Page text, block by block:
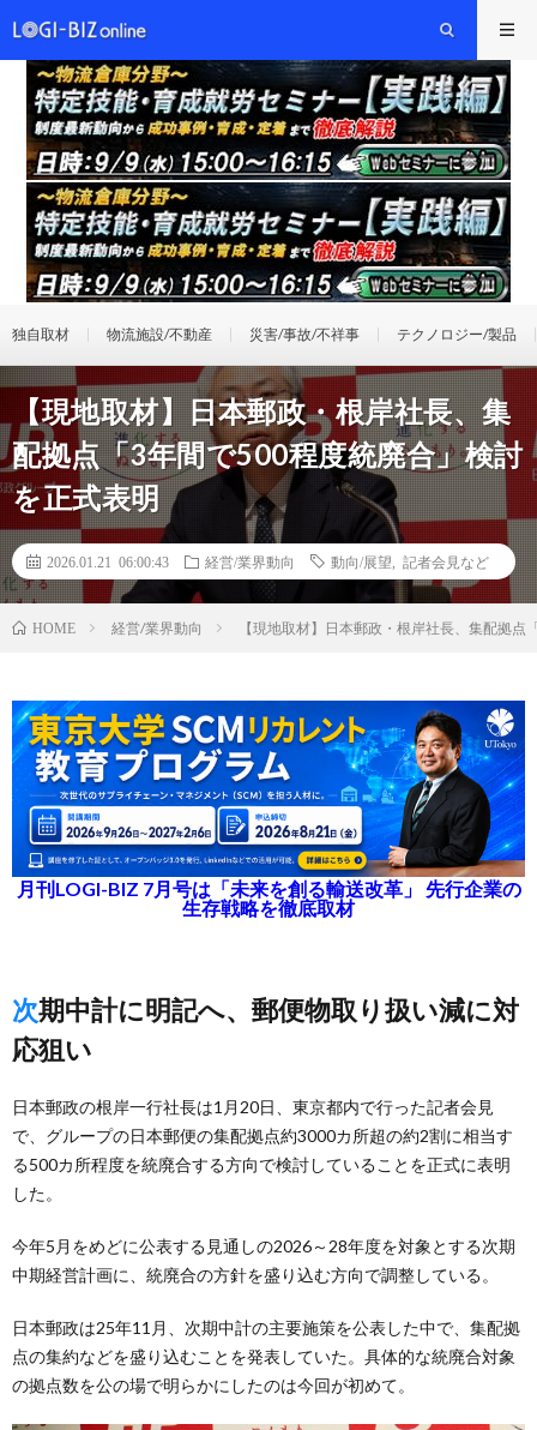
独自取材 物流施設/不動産 災害/事故/不祥事 テクノロジー/製品
【現地取材】日本郵政・根岸社長、集
配拠点「3年間で500程度統廃合」検討
を正式表明
2026.01.21 06:00:43 経営/業界動向 動向/展望 記者会見など
HOME 経営/業界動向 【現地取材】日本郵政・根岸社長、集配拠
月刊LOGI-BIZ 7月号は「未来を創る輸送改革」 先行企業の
生存戦略を徹底取材
次期中計に明記へ、郵便物取り扱い減に対
応狙い
日本郵政の根岸一行社長は1月20日、東京都内で行った記者会見
で、グループの日本郵便の集配拠点約3000カ所超の約2割に相当す
る500カ所程度を統廃合する方向で検討していることを正式に表明
した。
今年5月をめどに公表する見通しの2026～28年度を対象とする次期
中期経営計画に、統廃合の方針を盛り込む方向で調整している。
日本郵政は25年11月、次期中計の主要施策を公表した中で、集配拠
点の集約などを盛り込むことを発表していた。具体的な統廃合対象
の拠点数を公の場で明らかにしたのは今回が初めて。